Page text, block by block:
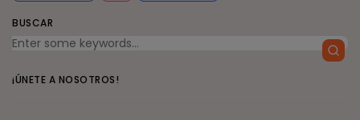
BUSCAR
¡ÚNETE A NOSOTROS!